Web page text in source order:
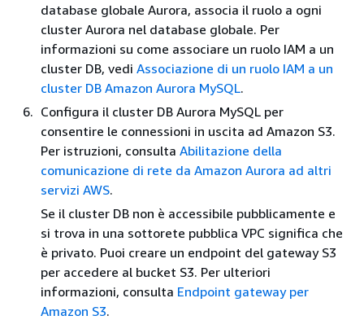
database globale Aurora, associa il ruolo a ogni
cluster Aurora nel database globale. Per
informazioni su come associare un ruolo IAM a un
cluster DB, vedi Associazione di un ruolo IAM a un
cluster DB Amazon Aurora MySQL.
Configura il cluster DB Aurora MySQL per
consentire le connessioni in uscita ad Amazon S3.
Per istruzioni, consulta Abilitazione della
comunicazione di rete da Amazon Aurora ad altri
servizi AWS.
Se il cluster DB non è accessibile pubblicamente e
si trova in una sottorete pubblica VPC significa che
è privato. Puoi creare un endpoint del gateway S3
per accedere al bucket S3. Per ulteriori
informazioni, consulta Endpoint gateway per
Amazon S3.